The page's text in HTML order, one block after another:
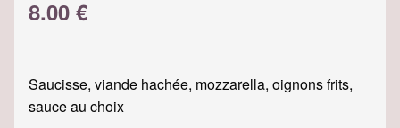
8.00 €
Saucisse, viande hachée, mozzarella, oignons frits,
sauce au choix